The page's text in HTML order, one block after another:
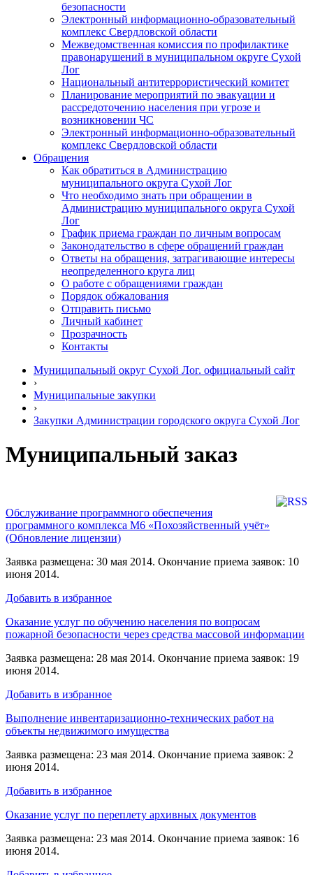
безопасности
Электронный информационно-образовательный
комплекс Cвердловской области
Межведомственная комиссия по профилактике
правонарушений в муниципальном округе Сухой
Лог
Национальный антитеррористический комитет
Планирование мероприятий по эвакуации и
рассредоточению населения при угрозе и
возникновении ЧС
Электронный информационно-образовательный
комплекс Свердловской области
Обращения
Как обратиться в Администрацию
муниципального округа Сухой Лог
Что необходимо знать при обращении в
Администрацию муниципального округа Сухой
Лог
График приема граждан по личным вопросам
Законодательство в сфере обращений граждан
Ответы на обращения, затрагивающие интересы
неопределенного круга лиц
О работе с обращениями граждан
Порядок обжалования
Отправить письмо
Личный кабинет
Прозрачность
Контакты
Муниципальный округ Сухой Лог. официальный сайт
›
Муниципальные закупки
›
Закупки Администрации городского округа Сухой Лог
Муниципальный заказ
Обслуживание программного обеспечения
программного комплекса М6 «Похозяйственный учёт»
(Обновление лицензии)
Заявка размещена: 30 мая 2014. Окончание приема заявок: 10
июня 2014.
Добавить в избранное
Оказание услуг по обучению населения по вопросам
пожарной безопасности через средства массовой информации
Заявка размещена: 28 мая 2014. Окончание приема заявок: 19
июня 2014.
Добавить в избранное
Выполнение инвентаризационно-технических работ на
объекты недвижимого имущества
Заявка размещена: 23 мая 2014. Окончание приема заявок: 2
июня 2014.
Добавить в избранное
Оказание услуг по переплету архивных документов
Заявка размещена: 23 мая 2014. Окончание приема заявок: 16
июня 2014.